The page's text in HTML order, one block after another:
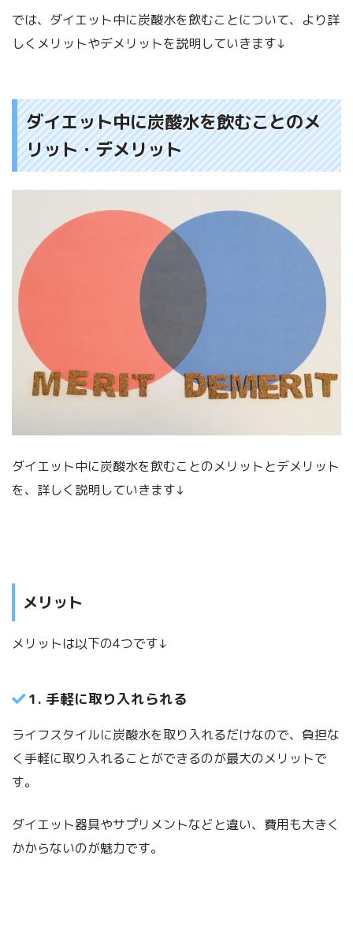
では、ダイエット中に炭酸水を飲むことについて、より詳
しくメリットやデメリットを説明していきます↓
ダイエット中に炭酸水を飲むことのメ
リット・デメリット
ダイエット中に炭酸水を飲むことのメリットとデメリット
を、詳しく説明していきます↓
メリット
メリットは以下の4つです↓
1. 手軽に取り入れられる
ライフスタイルに炭酸水を取り入れるだけなので、負担な
く手軽に取り入れることができるのが最大のメリットで
す。
ダイエット器具やサプリメントなどと違い、費用も大きく
かからないのが魅力です。